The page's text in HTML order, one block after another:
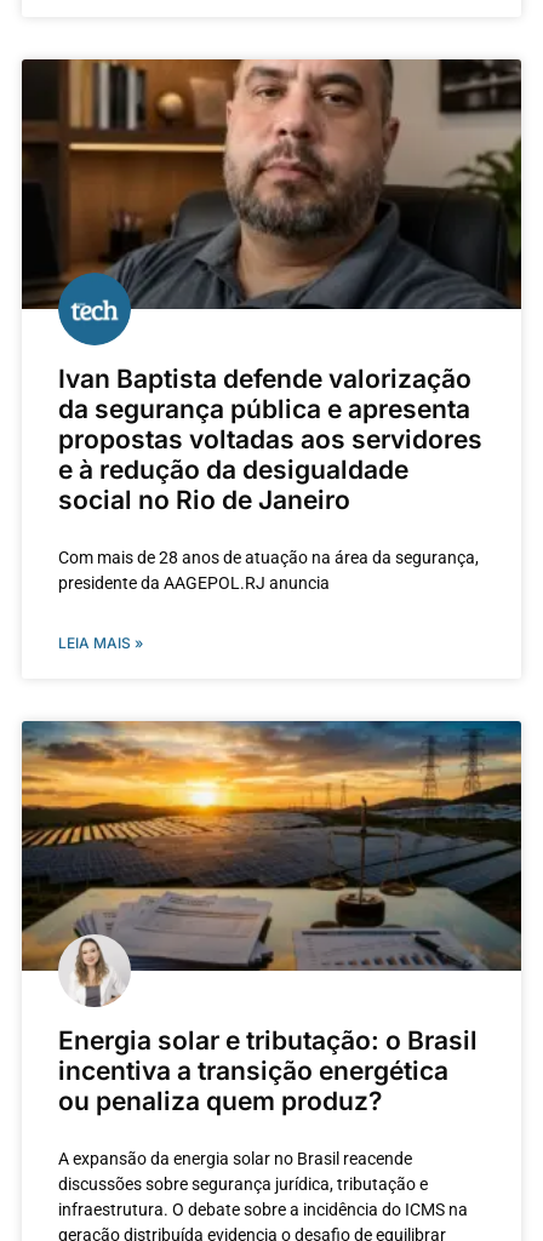
Ivan Baptista defende valorização
da segurança pública e apresenta
propostas voltadas aos servidores
e à redução da desigualdade
social no Rio de Janeiro
Com mais de 28 anos de atuação na área da segurança,
presidente da AAGEPOL.RJ anuncia
LEIA MAIS »
Energia solar e tributação: o Brasil
incentiva a transição energética
ou penaliza quem produz?
A expansão da energia solar no Brasil reacende
discussões sobre segurança jurídica, tributação e
infraestrutura. O debate sobre a incidência do ICMS na
geração distribuída evidencia o desafio de equilibrar